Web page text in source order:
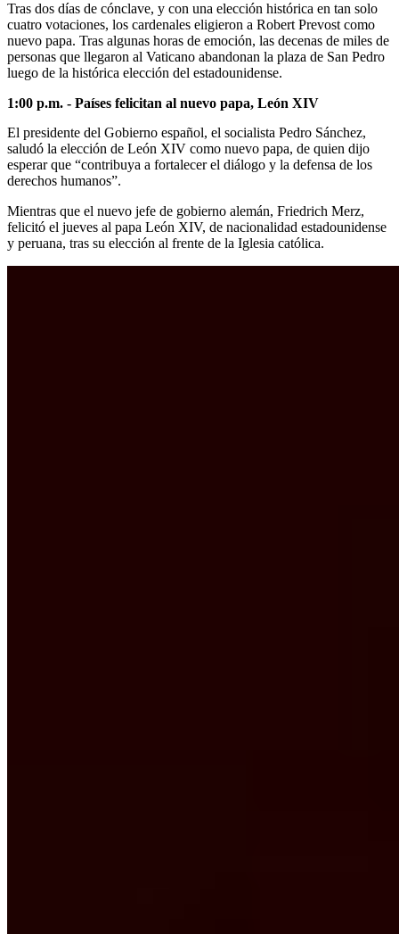
Tras dos días de cónclave, y con una elección histórica en tan solo
cuatro votaciones, los cardenales eligieron a Robert Prevost como
nuevo papa. Tras algunas horas de emoción, las decenas de miles de
personas que llegaron al Vaticano abandonan la plaza de San Pedro
luego de la histórica elección del estadounidense.
1:00 p.m. - Países felicitan al nuevo papa, León XIV
El presidente del Gobierno español, el socialista Pedro Sánchez,
saludó la elección de León XIV como nuevo papa, de quien dijo
esperar que “contribuya a fortalecer el diálogo y la defensa de los
derechos humanos”.
Mientras que el nuevo jefe de gobierno alemán, Friedrich Merz,
felicitó el jueves al papa León XIV, de nacionalidad estadounidense
y peruana, tras su elección al frente de la Iglesia católica.